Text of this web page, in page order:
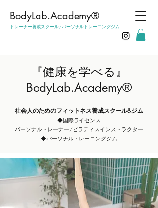
​BodyLab.Academy®︎
トレーナー養成スクール/パーソナルトレーニングジム
​​『健康を学べる』
BodyLab.Academy®︎
社会人のためのフィットネス養成スクール&ジム
◆国際ライセンス
パーソナルトレーナー/ピラティスインストラクター
◆パーソナルトレーニングジム